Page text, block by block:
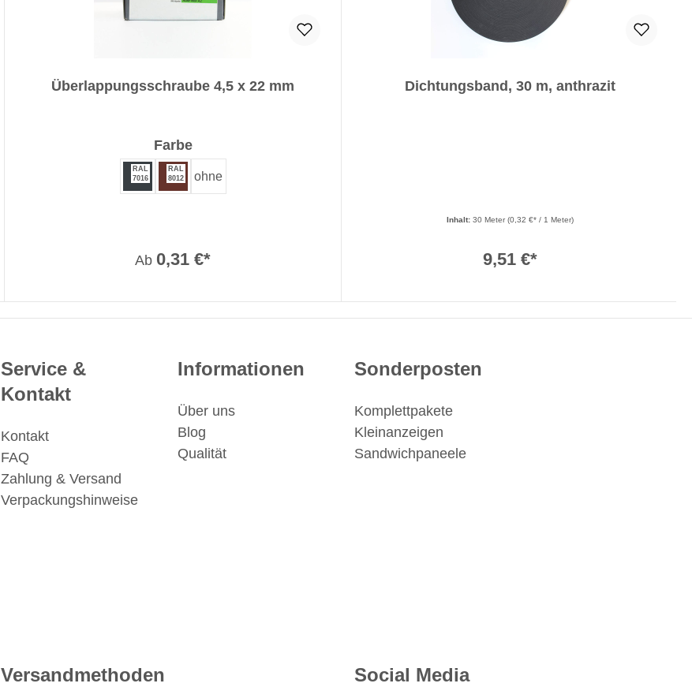
Überlappungsschraube 4,5 x 22 mm
Farbeauswählen
RAL
7016
RAL
8012
ohne
Ab 0,31 €*
Dichtungsband, 30 m, anthrazit
Inhalt: 30 Meter (0,32 €* / 1 Meter)
9,51 €*
Service &
Kontakt
Kontakt
FAQ
Zahlung & Versand
Verpackungshinweise
Informationen
Über uns
Blog
Qualität
Sonderposten
Komplettpakete
Kleinanzeigen
Sandwichpaneele
Versandmethoden Social Media